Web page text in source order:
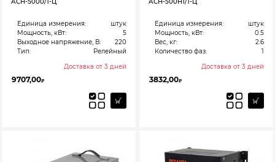
Единица измерения:
штук
Мощность, кВт:
5
Выходное напряжение, В:
220
Тип:
Релейный
Доставка от 3 дней
9707,00₽
Единица измерения:
штук
Мощность, кВт:
0.5
Вес, кг:
2.6
Количество фаз:
1
Доставка от 3 дней
3832,00₽